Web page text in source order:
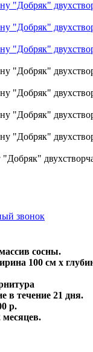
звонок
сосны.
100 см х
в течение 21 дня.
р.
месяцев.